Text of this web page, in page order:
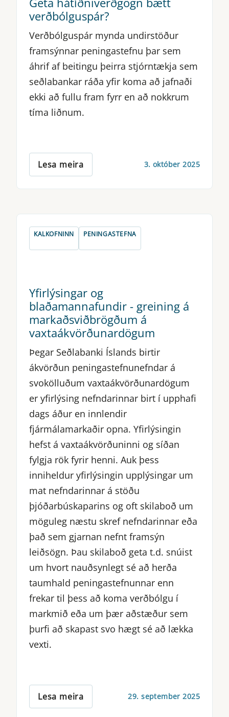
verðbólguspár?
Verðbólguspár mynda undirstöður
framsýnnar peningastefnu þar sem
áhrif af beitingu þeirra stjórntækja sem
seðlabankar ráða yfir koma að jafnaði
ekki að fullu fram fyrr en að nokkrum
tíma liðnum.
Lesa meira 3. október 2025
KALKOFNINN PENINGASTEFNA
Yfirlýsingar og
blaðamannafundir - greining á
markaðsviðbrögðum á
vaxtaákvörðunardögum
Þegar Seðlabanki Íslands birtir
ákvörðun peningastefnunefndar á
svokölluðum vaxtaákvörðunardögum
er yfirlýsing nefndarinnar birt í upphafi
dags áður en innlendir
fjármálamarkaðir opna. Yfirlýsingin
hefst á vaxtaákvörðuninni og síðan
fylgja rök fyrir henni. Auk þess
inniheldur yfirlýsingin upplýsingar um
mat nefndarinnar á stöðu
þjóðarbúskaparins og oft skilaboð um
möguleg næstu skref nefndarinnar eða
það sem gjarnan nefnt framsýn
leiðsögn. Þau skilaboð geta t.d. snúist
um hvort nauðsynlegt sé að herða
taumhald peningastefnunnar enn
frekar til þess að koma verðbólgu í
markmið eða um þær aðstæður sem
þurfi að skapast svo hægt sé að lækka
vexti.
Lesa meira 29. september 2025